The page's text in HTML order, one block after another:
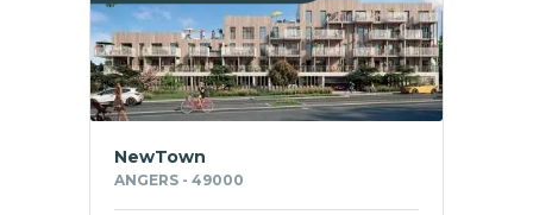
NewTown
ANGERS - 49000